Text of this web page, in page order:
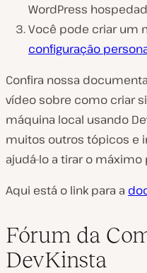
WordPress
Você pode criar um
configuração
Confira nossa
vídeo sobre como criar
máquina local usando
muitos outros tópicos e
ajudá-lo a tirar o máximo
Aqui está o link para a
Fórum da
DevKinsta